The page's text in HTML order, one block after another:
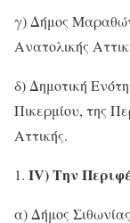
γ) Δήμος
Ανατολικής
δ) Δημοτική
Πικερμίου, της
Αττικής.
IV) Την
α) Δήμος